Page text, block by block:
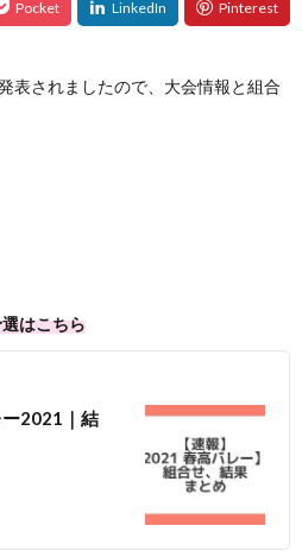
表されましたので、大会情報と組合
はこちら
ー2021｜結